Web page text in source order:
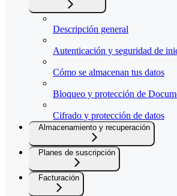
Descripción general
Autenticación y seguridad de
Cómo se almacenan tus datos
Bloqueo y protección de
Cifrado y protección de datos
Almacenamiento y recuperación
Planes de suscripción
Facturación